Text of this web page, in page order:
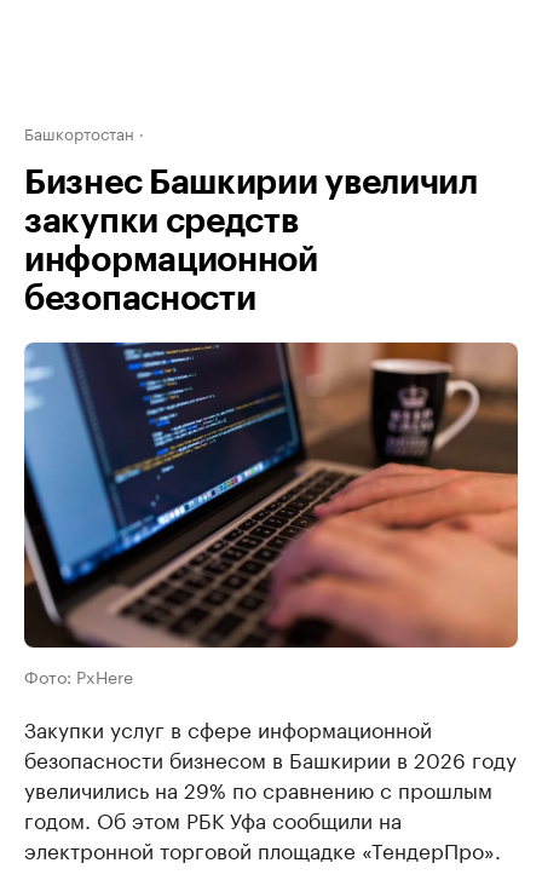
Башкортостан
Бизнес Башкирии увеличил
закупки средств
информационной
безопасности
Фото: PxHere
Закупки услуг в сфере информационной
безопасности бизнесом в Башкирии в 2026 году
увеличились на 29% по сравнению с прошлым
годом. Об этом РБК Уфа сообщили на
электронной торговой площадке «ТендерПро».